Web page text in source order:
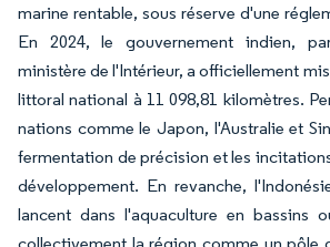
marine rentable, sous réserve d'une
En 2024, le gouvernement indien,
ministère de l'Intérieur, a officiellement
littoral national à 11 098,81 kilomètres.
nations comme le Japon, l'Australie et
fermentation de précision et les
développement. En revanche,
lancent dans l'aquaculture en bassins